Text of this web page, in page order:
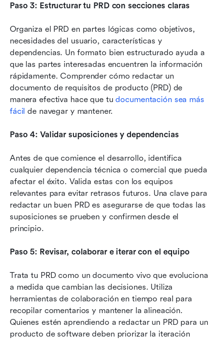
Paso 3: Estructurar tu PRD con secciones claras
Organiza el PRD en partes lógicas como objetivos,
necesidades del usuario, características y
dependencias. Un formato bien estructurado ayuda a
que las partes interesadas encuentren la información
rápidamente. Comprender cómo redactar un
documento de requisitos de producto (PRD) de
manera efectiva hace que tu documentación sea más
fácil de navegar y mantener.
Paso 4: Validar suposiciones y dependencias
Antes de que comience el desarrollo, identifica
cualquier dependencia técnica o comercial que pueda
afectar el éxito. Valida estas con los equipos
relevantes para evitar retrasos futuros. Una clave para
redactar un buen PRD es asegurarse de que todas las
suposiciones se prueben y confirmen desde el
principio.
Paso 5: Revisar, colaborar e iterar con el equipo
Trata tu PRD como un documento vivo que evoluciona
a medida que cambian las decisiones. Utiliza
herramientas de colaboración en tiempo real para
recopilar comentarios y mantener la alineación.
Quienes estén aprendiendo a redactar un PRD para un
producto de software deben priorizar la iteración